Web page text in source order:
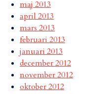
maj 2013
april 2013
mars 2013
februari 2013
januari 2013
december 2012
november 2012
oktober 2012